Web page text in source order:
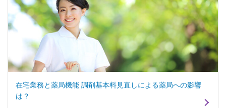
在宅業務と薬局機能 調剤基本料見直しによる薬局への影響
は？